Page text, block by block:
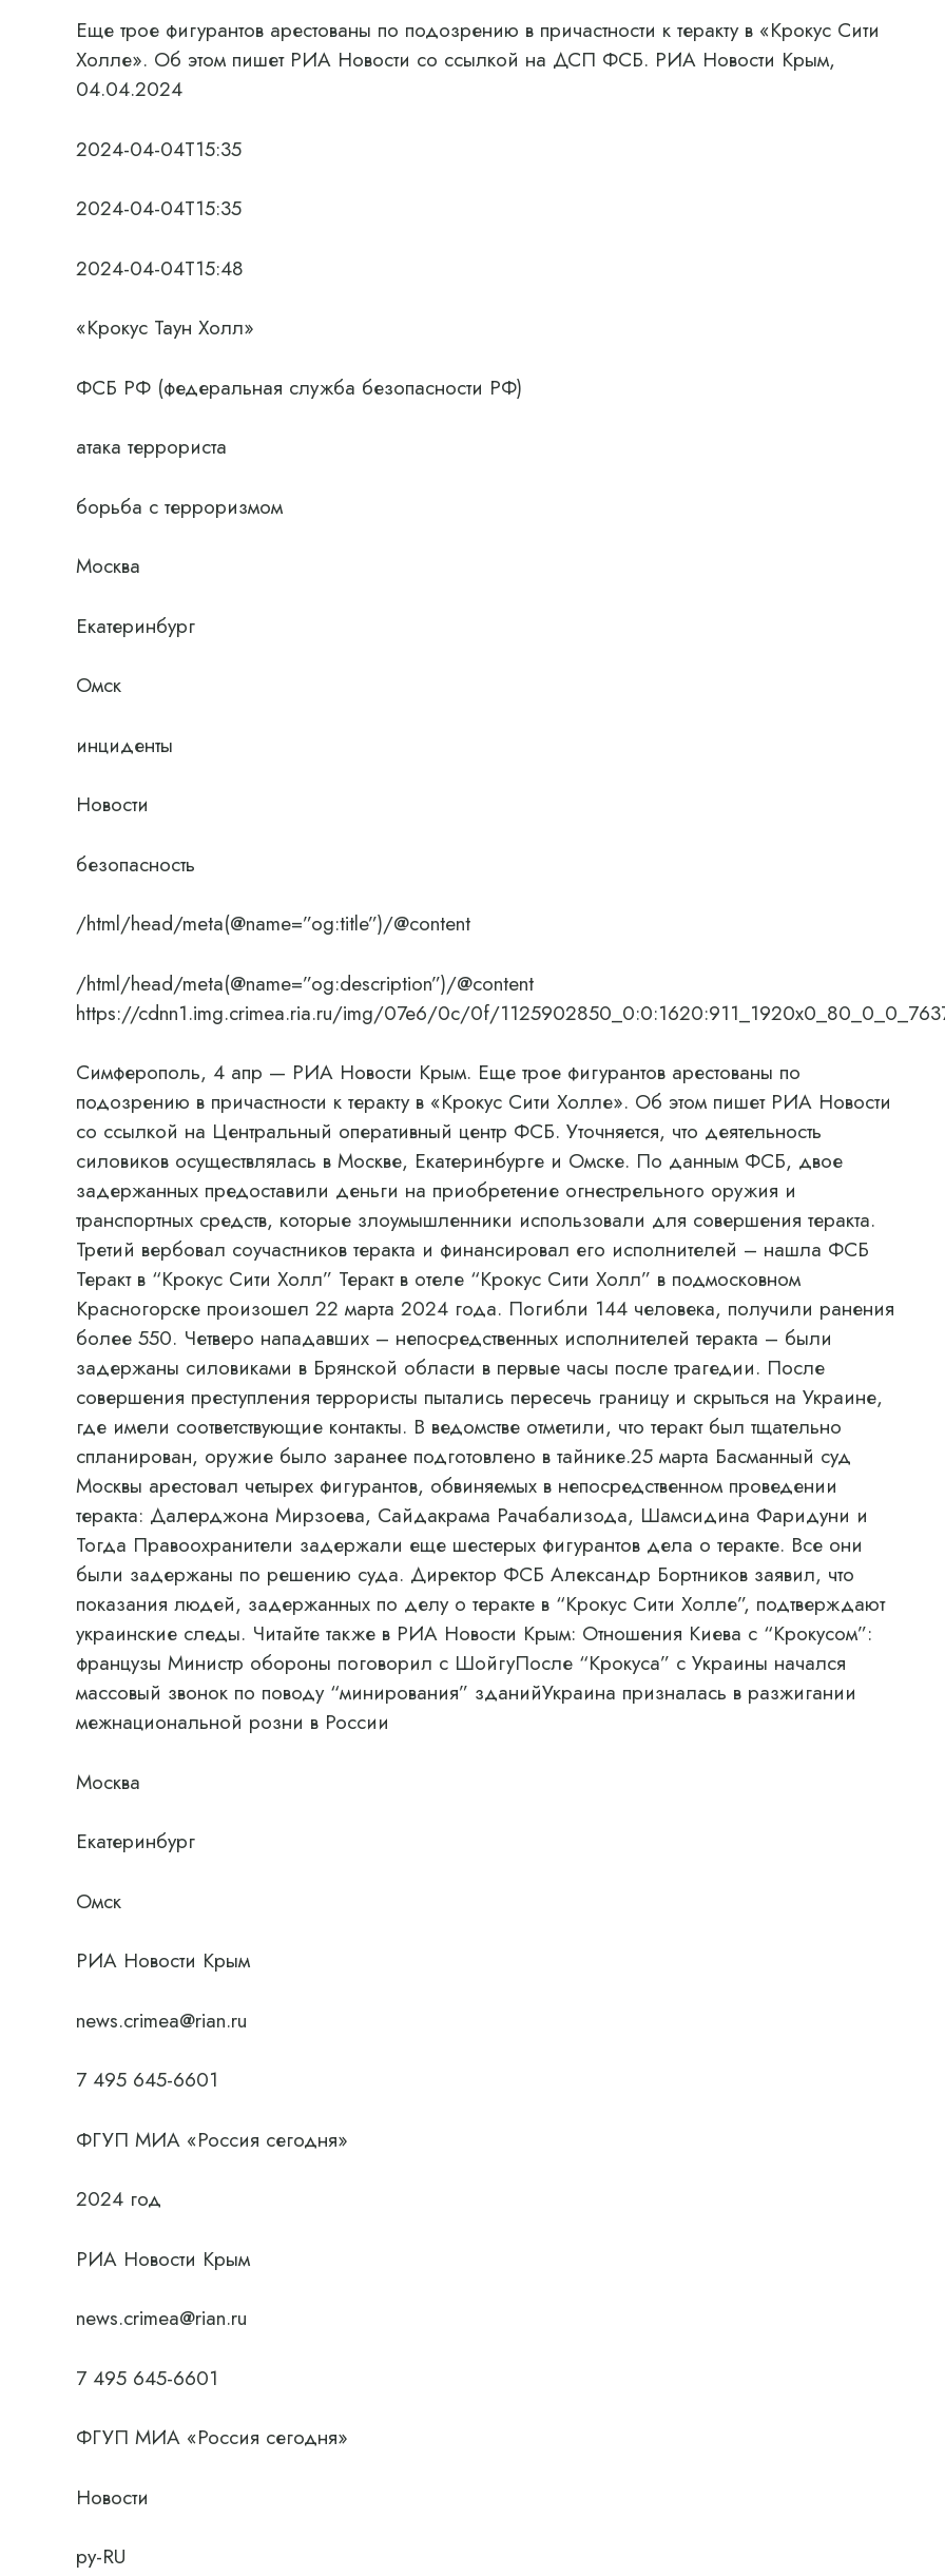
Еще трое фигурантов арестованы по подозрению в причастности к теракту в «Крокус Сити
Холле». Об этом пишет РИА Новости со ссылкой на ДСП ФСБ. РИА Новости Крым,
04.04.2024
2024-04-04T15:35
2024-04-04T15:35
2024-04-04T15:48
«Крокус Таун Холл»
ФСБ РФ (федеральная служба безопасности РФ)
атака террориста
борьба с терроризмом
Москва
Екатеринбург
Омск
инциденты
Новости
безопасность
/html/head/meta(@name=”og:title”)/@content
/html/head/meta(@name=”og:description”)/@content
https://cdnn1.img.crimea.ria.ru/img/07e6/0c/0f/
Симферополь, 4 апр — РИА Новости Крым. Еще трое фигурантов арестованы по
подозрению в причастности к теракту в «Крокус Сити Холле». Об этом пишет РИА Новости
со ссылкой на Центральный оперативный центр ФСБ. Уточняется, что деятельность
силовиков осуществлялась в Москве, Екатеринбурге и Омске. По данным ФСБ, двое
задержанных предоставили деньги на приобретение огнестрельного оружия и
транспортных средств, которые злоумышленники использовали для совершения теракта.
Третий вербовал соучастников теракта и финансировал его исполнителей – нашла ФСБ
Теракт в “Крокус Сити Холл” Теракт в отеле “Крокус Сити Холл” в подмосковном
Красногорске произошел 22 марта 2024 года. Погибли 144 человека, получили ранения
более 550. Четверо нападавших – непосредственных исполнителей теракта – были
задержаны силовиками в Брянской области в первые часы после трагедии. После
совершения преступления террористы пытались пересечь границу и скрыться на Украине,
где имели соответствующие контакты. В ведомстве отметили, что теракт был тщательно
спланирован, оружие было заранее подготовлено в тайнике.25 марта Басманный суд
Москвы арестовал четырех фигурантов, обвиняемых в непосредственном проведении
теракта: Далерджона Мирзоева, Сайдакрама Рачабализода, Шамсидина Фаридуни и
Тогда Правоохранители задержали еще шестерых фигурантов дела о теракте. Все они
были задержаны по решению суда. Директор ФСБ Александр Бортников заявил, что
показания людей, задержанных по делу о теракте в “Крокус Сити Холле”, подтверждают
украинские следы. Читайте также в РИА Новости Крым: Отношения Киева с “Крокусом”:
французы Министр обороны поговорил с ШойгуПосле “Крокуса” с Украины начался
массовый звонок по поводу “минирования” зданийУкраина призналась в разжигании
межнациональной розни в России
Москва
Екатеринбург
Омск
РИА Новости Крым
news.crimea@rian.ru
7 495 645-6601
ФГУП МИА «Россия сегодня»
2024 год
РИА Новости Крым
news.crimea@rian.ru
7 495 645-6601
ФГУП МИА «Россия сегодня»
Новости
ру-RU